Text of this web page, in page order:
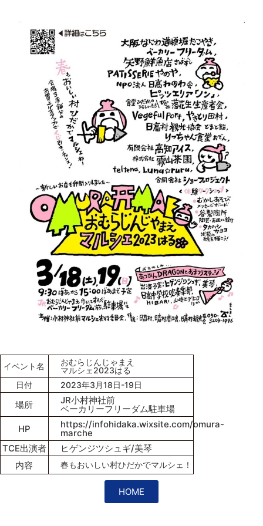
イベント名
おむらじんじゃまえ
マルシェ2023はる
日付
2023年3月18日-19日
場所 JR小村神社前
ベーカリーフリーダム駐車場
HP
https://infohidaka.wixsite.com/omura-
marche
TCE出演者
ヒゲンジツシュギ/美琴
内容
春もおいしい村ひだかでマルシェ！
HOME